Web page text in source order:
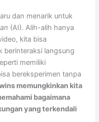
dan menarik untuk
(AI). Alih-alih hanya
kita bisa
berinteraksi langsung
memiliki
bereksperimen tanpa
memungkinkan kita
bagaimana
yang terkendali